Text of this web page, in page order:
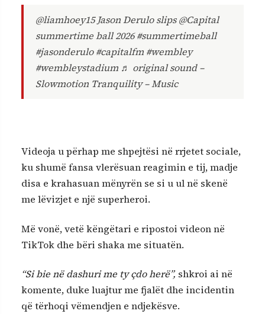
@liamhoey15Jason Derulo slips @Capital
summertime ball 2026#summertimeball
#jasonderulo #capitalfm #wembley
#wembleystadium ♬ original sound –
Slowmotion Tranquility – Music
Videoja u përhap me shpejtësi në rrjetet sociale,
ku shumë fansa vlerësuan reagimin e tij, madje
disa e krahasuan mënyrën se si u ul në skenë
me lëvizjet e një superheroi.
Më vonë, vetë këngëtari e ripostoi videon në
TikTok dhe bëri shaka me situatën.
“Si bie në dashuri me ty çdo herë”, shkroi ai në
komente, duke luajtur me fjalët dhe incidentin
që tërhoqi vëmendjen e ndjekësve.